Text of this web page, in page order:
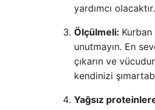
yardımcı olacaktır.
Ölçülmeli:
unutmayın. En
çıkarın ve
kendinizi
Yağsız